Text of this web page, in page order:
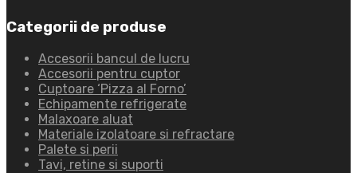
Categorii de produse
Accesorii bancul de lucru
Accesorii pentru cuptor
Cuptoare ‘Pizza al Forno’
Echipamente refrigerate
Malaxoare aluat
Materiale izolatoare si refractare
Palete si perii
Tavi, retine si suporti